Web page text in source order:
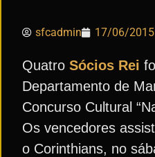
sfcadmin 17/06/2015
Quatro Sócios Rei
Departamento de
Concurso Cultural
Os vencedores
o Corinthians, no